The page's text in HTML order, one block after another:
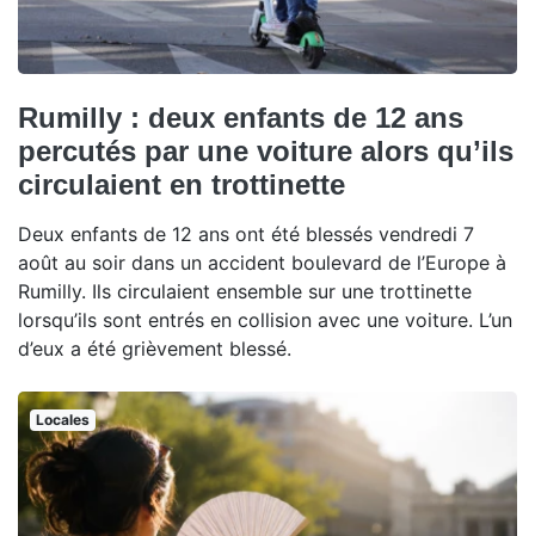
Rumilly : deux enfants de 12 ans
percutés par une voiture alors qu’ils
circulaient en trottinette
Deux enfants de 12 ans ont été blessés vendredi 7
août au soir dans un accident boulevard de l’Europe à
Rumilly. Ils circulaient ensemble sur une trottinette
lorsqu’ils sont entrés en collision avec une voiture. L’un
d’eux a été grièvement blessé.
Locales